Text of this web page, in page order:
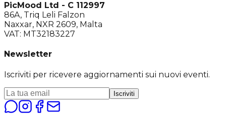
PicMood Ltd - C 112997
86A, Triq Leli Falzon
Naxxar, NXR 2609, Malta
VAT: MT32183227
Newsletter
Iscriviti per ricevere aggiornamenti sui nuovi eventi.
Iscriviti